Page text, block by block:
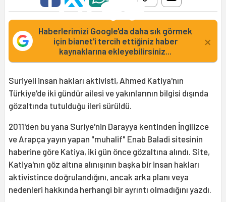
Haberlerimizi Google'da daha sık görmek
için bianet'i tercih ettiğiniz haber
kaynaklarına ekleyebilirsiniz...
×
Suriyeli insan hakları aktivisti, Ahmed Katiya'nın
Türkiye'de iki gündür ailesi ve yakınlarının bilgisi dışında
gözaltında tutulduğu ileri sürüldü.
2011'den bu yana Suriye'nin Darayya kentinden İngilizce
ve Arapça yayın yapan "muhalif" Enab Baladi sitesinin
haberine göre Katiya, iki gün önce gözaltına alındı. Site,
Katiya'nın göz altına alınışının başka bir insan hakları
aktivistince doğrulandığını, ancak arka planı veya
nedenleri hakkında herhangi bir ayrıntı olmadığını yazdı.